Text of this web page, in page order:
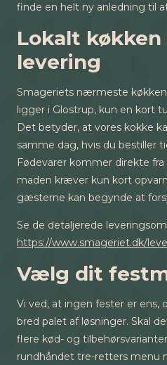
finde en helt ny anledning til
Lokalt
levering
Smageriets nærmeste
ligger i Glostrup, kun en kort
Det betyder, at vores kokke
samme dag, hvis du bestiller
Fødevarer kommer direkte
maden kræver kun kort
gæsterne kan begynde at
Se de detaljerede
https://www.smageriet.dk/
Vælg dit
Vi ved, at ingen fester er ens,
bred palet af løsninger. Skal
flere kød- og
rundhåndet tre-retters menu